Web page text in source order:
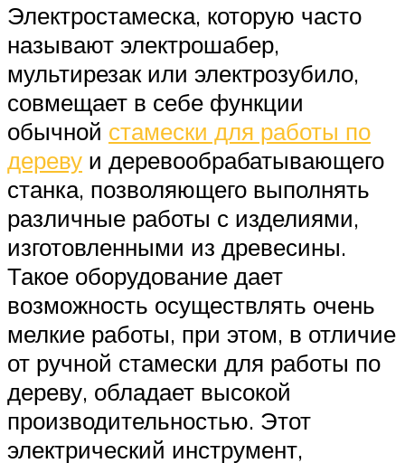
Электростамеска, которую часто
называют электрошабер,
мультирезак или электрозубило,
совмещает в себе функции
обычной стамески для работы по
дереву и деревообрабатывающего
станка, позволяющего выполнять
различные работы с изделиями,
изготовленными из древесины.
Такое оборудование дает
возможность осуществлять очень
мелкие работы, при этом, в отличие
от ручной стамески для работы по
дереву, обладает высокой
производительностью. Этот
электрический инструмент,